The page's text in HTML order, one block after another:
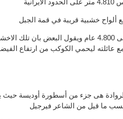
الاخشاب التي وجدت تعود الى 4.800 عام ويقول
عائلته ليحمي الكوكب من ارتفاع
هى جزء من أسطورة أوديسة حيث
ما قيل من الشاعر فيرجيل